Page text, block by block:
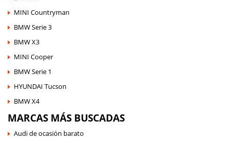
MINI Countryman
BMW Serie 3
BMW X3
MINI Cooper
BMW Serie 1
HYUNDAI Tucson
BMW X4
MARCAS MÁS BUSCADAS
Audi de ocasión barato